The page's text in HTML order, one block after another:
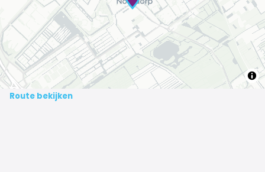
Route bekijken